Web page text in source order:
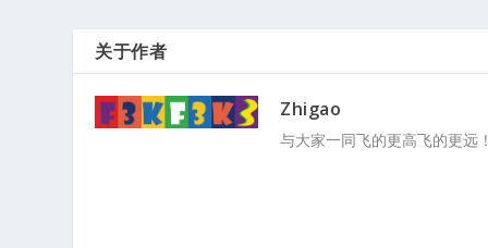
关于作者
Zhigao
与大家一同飞的更高飞的更远